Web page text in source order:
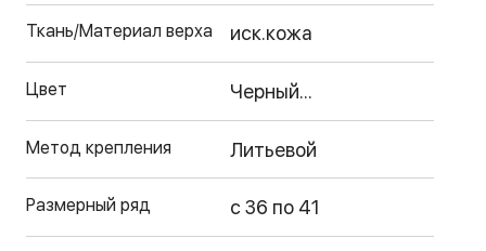
Ткань/Материал верха иск.кожа
Цвет Черный...
Метод крепления Литьевой
Размерный ряд с 36 по 41